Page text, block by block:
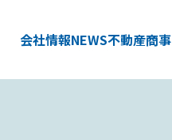
会社情報NEWS不動産商事